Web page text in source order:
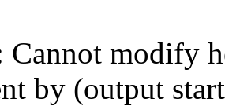
Cannot modify
by (output